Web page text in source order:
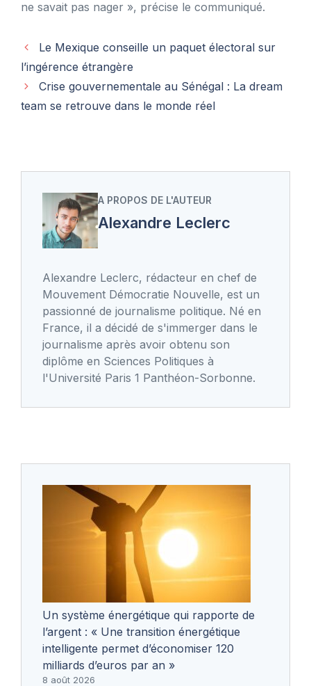
ne savait pas nager », précise le communiqué.
Le Mexique conseille un paquet électoral sur
l’ingérence étrangère
Crise gouvernementale au Sénégal : La dream
team se retrouve dans le monde réel
A PROPOS DE L'AUTEUR
Alexandre Leclerc
Alexandre Leclerc, rédacteur en chef de
Mouvement Démocratie Nouvelle, est un
passionné de journalisme politique. Né en
France, il a décidé de s'immerger dans le
journalisme après avoir obtenu son
diplôme en Sciences Politiques à
l'Université Paris 1 Panthéon-Sorbonne.
Un système énergétique qui rapporte de
l’argent : « Une transition énergétique
intelligente permet d’économiser 120
milliards d’euros par an »
8 août 2026